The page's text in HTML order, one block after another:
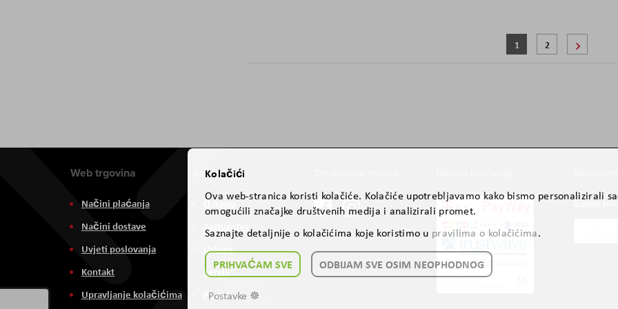
Stranica
Trenutno pregledavate
1 Stranica
2
Budite
Web trgovina
Načini plaćanja
Načini dostave
Uvjeti poslovanja
Kontakt
Upravljanje kolačićima
Aviteh
O nama
Usluge
Servis
Posao
Kolačići
Ova web-stranica koristi kolačiće. Kolačiće upotrebljavamo kako bismo personalizirali
omogućili značajke društvenih medija i analizirali promet.
Saznajte detaljnije o kolačićima koje koristimo u pravilima o kolačićima.
PRIHVAĆAM SVE ODBIJAM SVE OSIM NEOPHODNOG
Postavke ☸